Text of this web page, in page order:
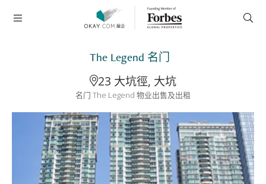
The Legend 名门
23 大坑徑, 大坑
名门 The Legend 物业出售及出租